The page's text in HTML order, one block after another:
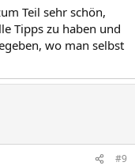
Teil sehr schön,
Tipps zu haben und
wo man selbst
#9